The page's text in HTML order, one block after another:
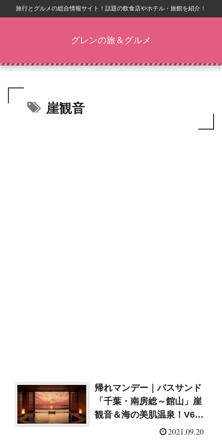
旅行とグルメの総合情報サイト！話題の飲食店やホテル・旅館を紹介！
グレンの旅＆グルメ
崖観音
帰れマンデー｜バスサンド
「千葉・南房総～館山」崖
観音＆海の美肌温泉！V6三
宅健も参戦！（2021/9/20）
2021.09.20